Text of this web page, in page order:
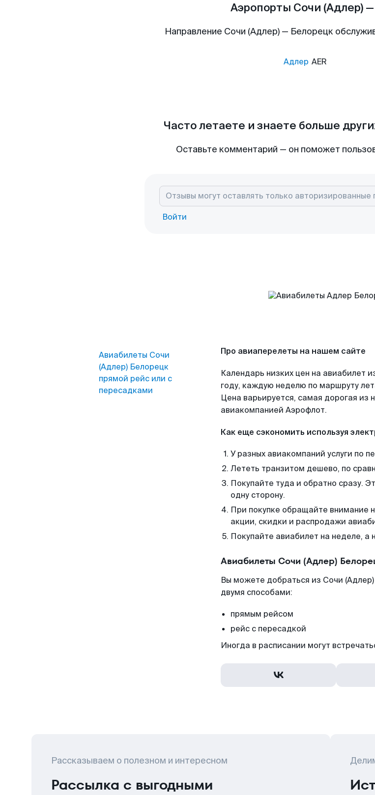
Аэропорты Сочи (Адлер)
Направление Сочи (Адлер) — Белорецк
Адлер AER
Часто летаете и знаете больше
Оставьте комментарий — он поможет
Войти
Авиабилеты Сочи
(Адлер) Белорецк
прямой рейс или с
пересадками
Про авиаперелеты на нашем сайте
Календарь низких цен на авиабилет
году, каждую неделю по маршруту
Цена варьируется, самая дорогая из
авиакомпанией Аэрофлот.
Как еще сэкономить используя
У разных авиакомпаний услуги по
Лететь транзитом дешево, по
Покупайте туда и обратно сразу.
одну сторону.
При покупке обращайте внимание
акции, скидки и распродажи
Покупайте авиабилет на неделе, а
Авиабилеты Сочи (Адлер)
Вы можете добраться из Сочи
двумя способами:
прямым рейсом
рейс с пересадкой
Иногда в расписании могут
Рассказываем о полезном и интересном
Рассылка с выгодными